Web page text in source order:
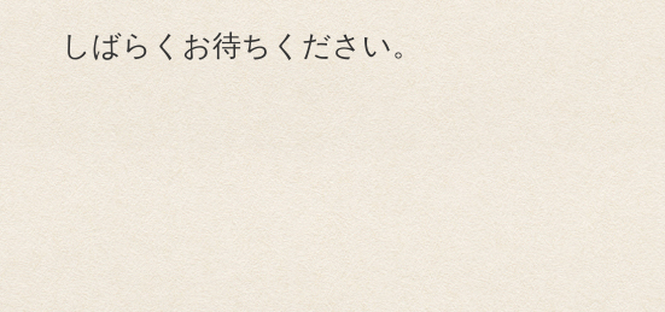
しばらくお待ちください。